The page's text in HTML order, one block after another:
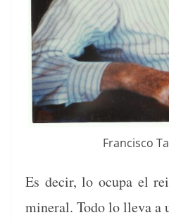
Fran­cis­co
Es decir, lo ocu­pa el
min­er­al. Todo lo lle­va a